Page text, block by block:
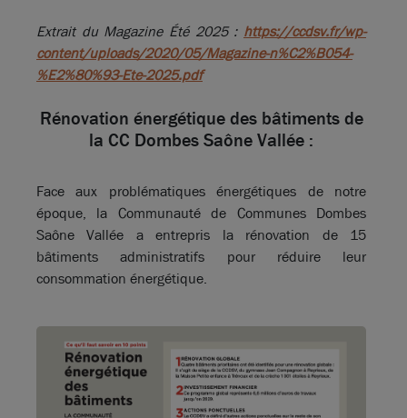
Extrait du Magazine Été 2025 : https://ccdsv.fr/wp-
content/uploads/2020/05/Magazine-n%C2%B054-
%E2%80%93-Ete-2025.pdf
Rénovation énergétique des bâtiments de
la CC Dombes Saône Vallée :
Face aux problématiques énergétiques de notre
époque, la Communauté de Communes Dombes
Saône Vallée a entrepris la rénovation de 15
bâtiments administratifs pour réduire leur
consommation énergétique.